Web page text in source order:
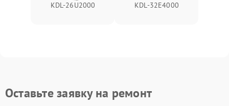
KDL-26U2000 KDL-32E4000
Оставьте заявку на ремонт